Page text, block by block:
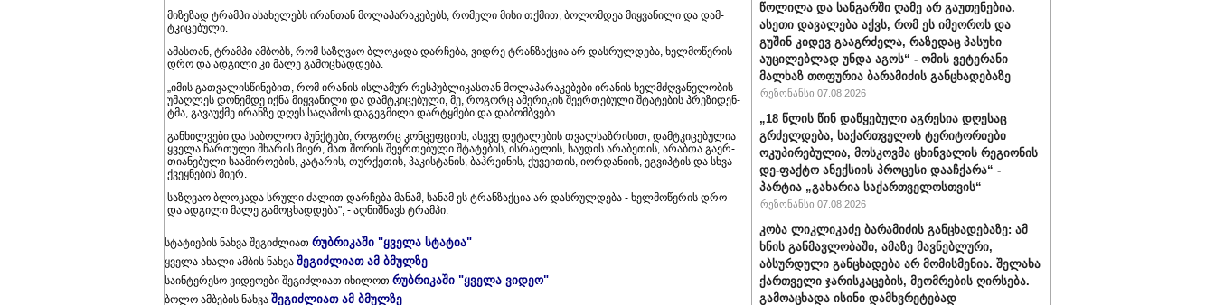
მი­ზე­ზად ტრამ­პი ასა­ხე­ლებს ირან­თან მო­ლა­პა­რა­კე­ბებს, რო­მე­ლი მისი თქმით, ბო­ლომ­დეა მიყ­ვა­ნი­ლი და დამ­
ტკი­ცე­ბუ­ლი.
ამას­თან, ტრამ­პი ამ­ბობს, რომ სა­ზღვაო ბლო­კა­და დარ­ჩე­ბა, ვიდ­რე ტრან­ზაქ­ცია არ დას­რულ­დე­ბა, ხელ­მო­წე­რის
დრო და ად­გი­ლი კი მალე გა­მო­ცხად­დე­ბა.
„იმის გათ­ვა­ლის­წი­ნე­ბით, რომ ირა­ნის ის­ლა­მურ რეს­პუბ­ლი­კას­თან მო­ლა­პა­რა­კე­ბე­ბი ირა­ნის ხელ­მძღვა­ნე­ლო­ბის
უმაღ­ლეს დო­ნემ­დე იქნა მიყ­ვა­ნი­ლი და დამ­ტკი­ცე­ბუ­ლი, მე, რო­გორც ამე­რი­კის შე­ერ­თე­ბუ­ლი შტა­ტე­ბის პრე­ზი­დენ­
ტმა, გა­ვა­უქ­მე ირან­ზე დღეს სა­ღა­მოს და­გეგ­მი­ლი დარ­ტყმე­ბი და და­ბომბვე­ბი.
გან­ხილ­ვე­ბი და სა­ბო­ლოო პუნ­ქტე­ბი, რო­გორც კონ­ცეფ­ცი­ის, ასე­ვე დე­ტა­ლე­ბის თვალ­საზ­რი­სით, დამ­ტკი­ცე­ბუ­ლია
ყვე­ლა ჩარ­თუ­ლი მხა­რის მიერ, მათ შო­რის შე­ერ­თე­ბუ­ლი შტა­ტე­ბის, ის­რა­ე­ლის, სა­უ­დის არა­ბე­თის, არაბ­თა გა­ერ­
თი­ა­ნე­ბუ­ლი სა­ა­მი­რო­ე­ბის, კა­ტა­რის, თურ­ქე­თის, პა­კის­ტა­ნის, ბაჰ­რე­ი­ნის, ქუ­ვე­ი­თის, იორ­და­ნი­ის, ეგ­ვიპ­ტის და სხვა
ქვეყ­ნე­ბის მიერ.
სა­ზღვაო ბლო­კა­და სრუ­ლი ძა­ლით დარ­ჩე­ბა მა­ნამ, სა­ნამ ეს ტრან­ზაქ­ცია არ დას­რულ­დე­ბა - ხელ­მო­წე­რის დრო
და ად­გი­ლი მალე გა­მო­ცხად­დე­ბა", - აღ­ნიშ­ნავს ტრამ­პი.
სტატიების ნახვა შეგიძლიათ რუბრიკაში "ყველა სტატია"
ყველა ახალი ამბის ნახვა შეგიძლიათ ამ ბმულზე
საინტერესო ვიდეოები შეგიძლიათ იხილოთ რუბრიკაში "ყველა ვიდეო"
ბოლო ამბების ნახვა შეგიძლიათ ამ ბმულზე
წოლილა და სანგარში ღამე არ გაუთენებია.
ასეთი დავალება აქვს, რომ ეს იმეოროს და
გუშინ კიდევ გააგრძელა, რაზედაც პასუხი
აუცილებლად უნდა აგოს“ - ომის ვეტერანი
მალხაზ თოფურია ბარამიძის განცხადებაზე
რეზონანსი 07.08.2026
„18 წლის წინ დაწყებული აგრესია დღესაც
გრძელდება, საქართველოს ტერიტორიები
ოკუპირებულია, მოსკოვმა ცხინვალის რეგიონის
დე-ფაქტო ანექსიის პროცესი დააჩქარა“ -
პარტია „გახარია საქართველოსთვის“
რეზონანსი 07.08.2026
კობა ლიკლიკაძე ბარამიძის განცხადებაზე: ამ
ხნის განმავლობაში, ამაზე მავნებლური,
აბსურდული განცხადება არ მომისმენია. შელახა
ქართველი ჯარისკაცების, მეომრების ღირსება.
გამოაცხადა ისინი დამხვრეტებად